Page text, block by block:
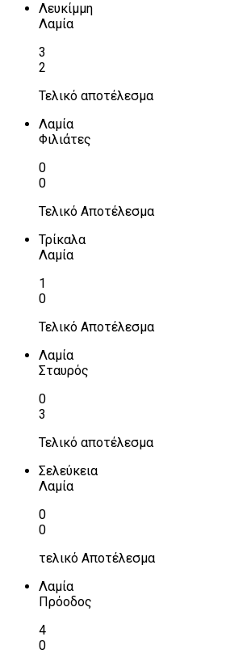
Λευκίμμη
Λαμία
3
2
Τελικό αποτέλεσμα
Λαμία
Φιλιάτες
0
0
Τελικό Αποτέλεσμα
Τρίκαλα
Λαμία
1
0
Τελικό Αποτέλεσμα
Λαμία
Σταυρός
0
3
Τελικό αποτέλεσμα
Σελεύκεια
Λαμία
0
0
τελικό Αποτέλεσμα
Λαμία
Πρόοδος
4
0